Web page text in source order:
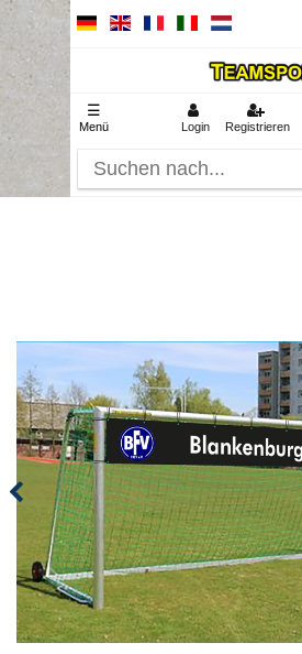
☰
Menü Login Registrieren